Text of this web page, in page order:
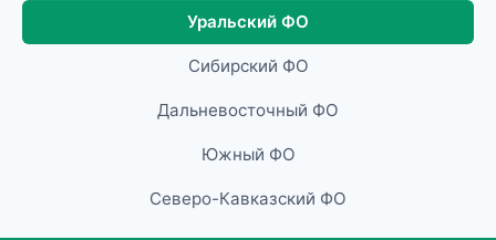
Уральский ФО
Сибирский ФО
Дальневосточный ФО
Южный ФО
Северо-Кавказский ФО